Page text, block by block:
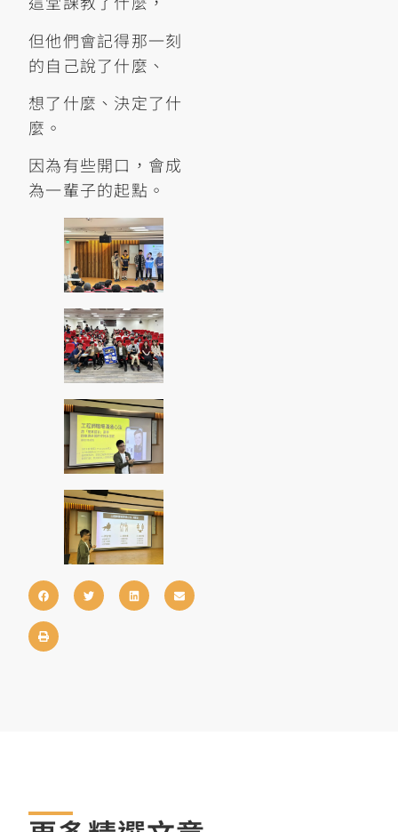
但他們會記得那一刻
的自己說了什麼、
想了什麼、決定了什
麼。
因為有些開口，會成
為一輩子的起點。